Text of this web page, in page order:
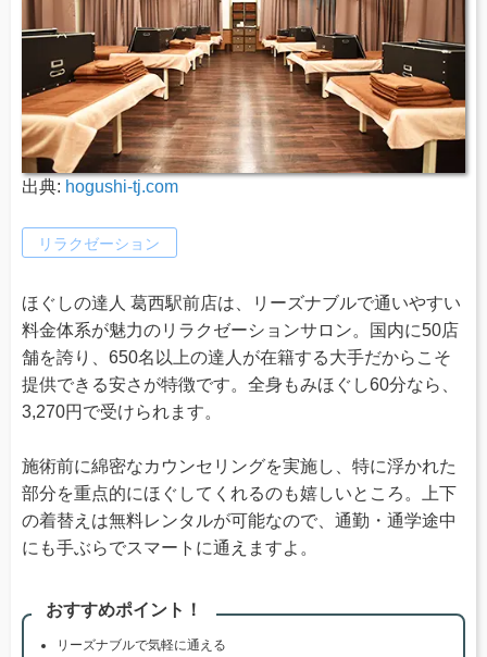
出典: hogushi-tj.com
リラクゼーション
ほぐしの達人 葛西駅前店は、リーズナブルで通いやすい
料金体系が魅力のリラクゼーションサロン。国内に50店
舗を誇り、650名以上の達人が在籍する大手だからこそ
提供できる安さが特徴です。全身もみほぐし60分なら、
3,270円で受けられます。
施術前に綿密なカウンセリングを実施し、特に浮かれた
部分を重点的にほぐしてくれるのも嬉しいところ。上下
の着替えは無料レンタルが可能なので、通勤・通学途中
にも手ぶらでスマートに通えますよ。
おすすめポイント！
リーズナブルで気軽に通える